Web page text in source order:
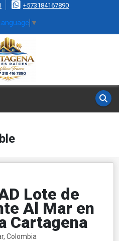
+573184167890
▼
Lote de
Al Mar en
Cartagena
Colombia